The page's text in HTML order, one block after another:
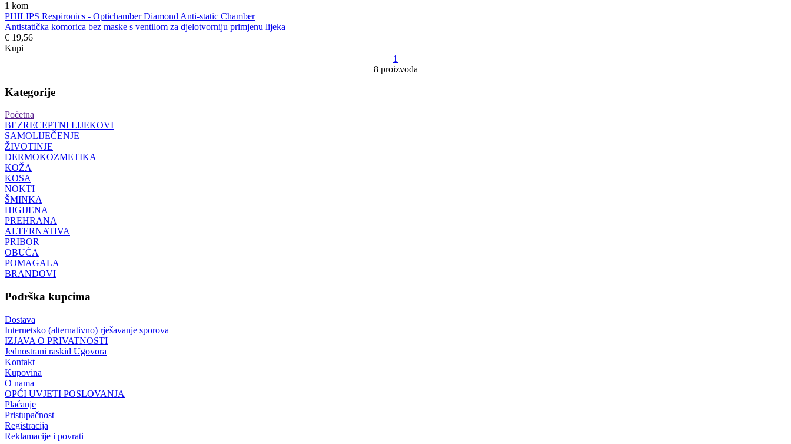
1 kom
PHILIPS Respironics - Optichamber Diamond Anti-static Chamber
Antistatička komorica bez maske s ventilom za djelotvorniju primjenu lijeka
€ 19,56
Kupi
1
8 proizvoda
Kategorije
Početna
BEZRECEPTNI LIJEKOVI
SAMOLIJEČENJE
ŽIVOTINJE
DERMOKOZMETIKA
KOŽA
KOSA
NOKTI
ŠMINKA
HIGIJENA
PREHRANA
ALTERNATIVA
PRIBOR
OBUĆA
POMAGALA
BRANDOVI
Podrška kupcima
Dostava
Internetsko (alternativno) rješavanje sporova
IZJAVA O PRIVATNOSTI
Jednostrani raskid Ugovora
Kontakt
Kupovina
O nama
OPĆI UVJETI POSLOVANJA
Plaćanje
Pristupačnost
Registracija
Reklamacije i povrati